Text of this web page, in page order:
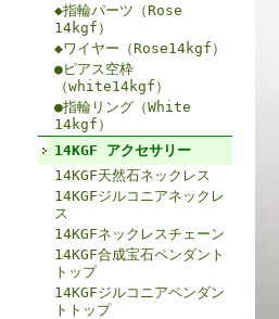
◆指輪パーツ（Rose
14kgf）
◆ワイヤー（Rose14kgf）
●ピアス空枠
（white14kgf）
●指輪リング（White
14kgf）
14KGF アクセサリー
14KGF天然石ネックレス
14KGFジルコニアネックレ
ス
14KGFネックレスチェーン
14KGF合成宝石ペンダント
トップ
14KGFジルコニアペンダン
トトップ